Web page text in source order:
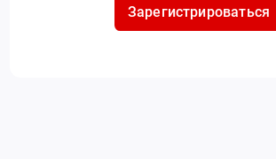
Зарегистрироваться